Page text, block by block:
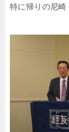
特に帰りの尼崎